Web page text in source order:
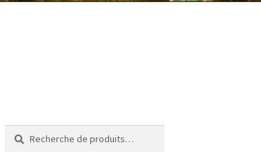
Recherche
pour :
Recherche